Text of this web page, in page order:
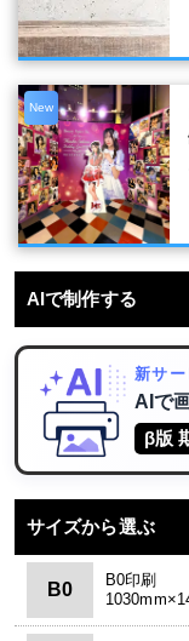
AIで制作する
新サー
AIで
β版
サイズから選ぶ
B0
B0印刷
New